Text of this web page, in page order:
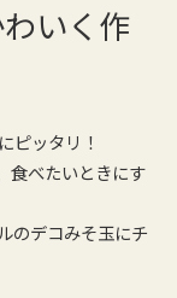
いく作
ピッタリ！
食べたいときにす
のデコみそ玉にチ